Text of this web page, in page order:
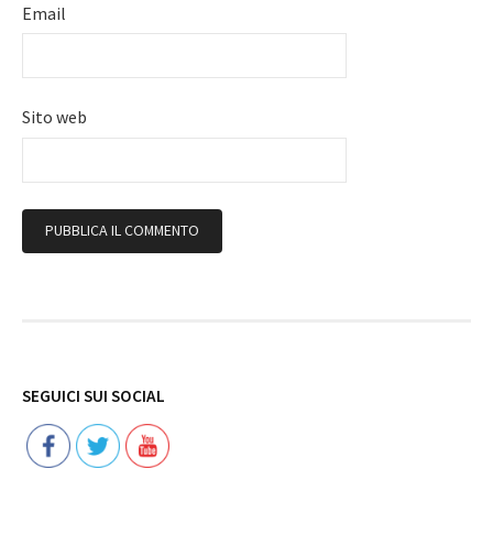
Email
Sito web
SEGUICI SUI SOCIAL